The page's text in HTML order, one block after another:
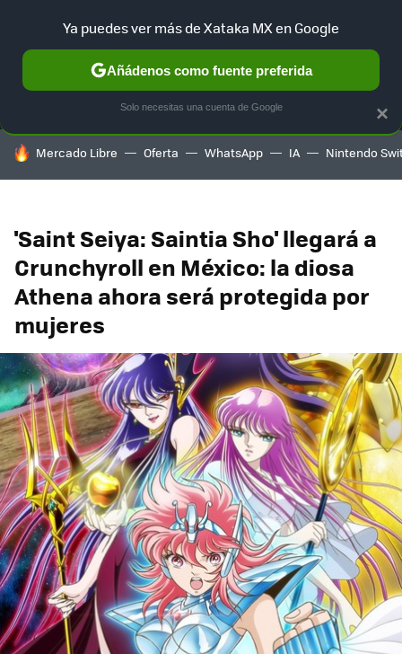
MENÚ NUEVO
GAMING HOME AUTO
HOY SE HABLA DE
Mercado Libre Oferta WhatsApp IA Nintendo
'Saint Seiya: Saintia Sho' llegará a
Crunchyroll en México: la diosa
Athena ahora será protegida por
mujeres
×
Ya puedes ver más de Xataka MX en Google
Añádenos como fuente preferida
Solo necesitas una cuenta de Google